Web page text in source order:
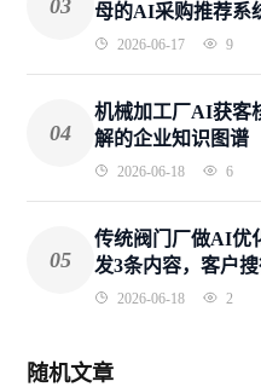
03
母的AI采购推荐系
2026-06-17 9
04
机械加工厂AI获客
解的企业知识图谱
2026-06-18 6
05
传统阀门厂做AI优
发3条内容，客户搜
2026-06-18 2
随机文章